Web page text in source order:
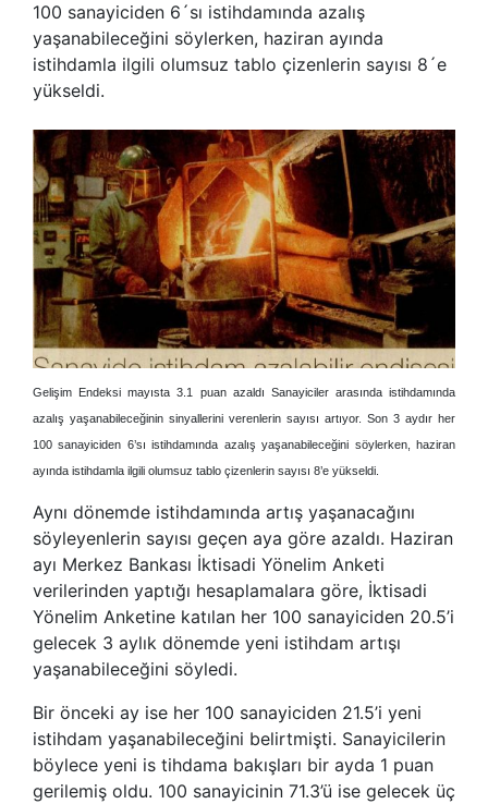
100 sanayiciden 6´sı istihdamında azalış
yaşanabileceğini söylerken, haziran ayında
istihdamla ilgili olumsuz tablo çizenlerin sayısı 8´e
yükseldi.
Gelişim Endeksi mayısta 3.1 puan azaldı Sanayiciler arasında istihdamında
azalış yaşanabileceğinin sinyallerini verenlerin sayısı artıyor. Son 3 aydır her
100 sanayiciden 6’sı istihdamında azalış yaşanabileceğini söylerken, haziran
ayında istihdamla ilgili olumsuz tablo çizenlerin sayısı 8’e yükseldi.
Aynı dönemde istihdamında artış yaşanacağını
söyleyenlerin sayısı geçen aya göre azaldı. Haziran
ayı Merkez Bankası İktisadi Yönelim Anketi
verilerinden yaptığı hesaplamalara göre, İktisadi
Yönelim Anketine katılan her 100 sanayiciden 20.5’i
gelecek 3 aylık dönemde yeni istihdam artışı
yaşanabileceğini söyledi.
Bir önceki ay ise her 100 sanayiciden 21.5’i yeni
istihdam yaşanabileceğini belirtmişti. Sanayicilerin
böylece yeni is tihdama bakışları bir ayda 1 puan
gerilemiş oldu. 100 sanayicinin 71.3’ü ise gelecek üç